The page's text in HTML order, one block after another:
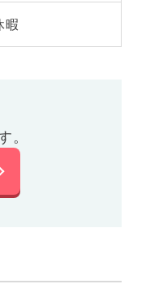
暇
。